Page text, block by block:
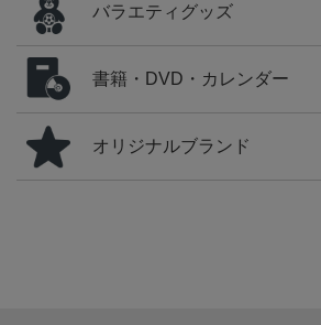
バラエティグッズ
書籍・DVD・カレンダー
オリジナルブランド